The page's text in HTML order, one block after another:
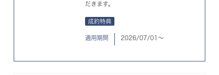
だきます。
成約特典
適用期間 2026/07/01〜